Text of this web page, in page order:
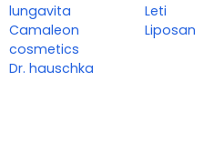
lungavita
Camaleon
cosmetics
Dr. hauschka
Leti
Liposan